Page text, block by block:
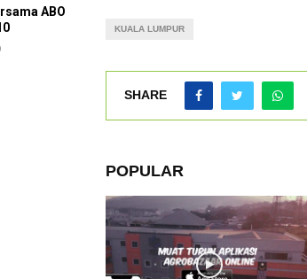
KUALA LUMPUR
SHARE
POPULAR
ABO